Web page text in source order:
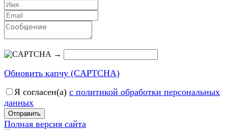
→
Обновить капчу (CAPTCHA)
Я согласен(a) с политикой обработки персональных
данных
Отправить
Полная версия сайта